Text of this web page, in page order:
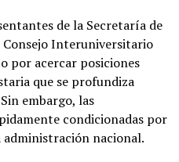
de la Secretaría de
Interuniversitario
por acercar posiciones
que se profundiza
embargo, las
condicionadas por
nacional.